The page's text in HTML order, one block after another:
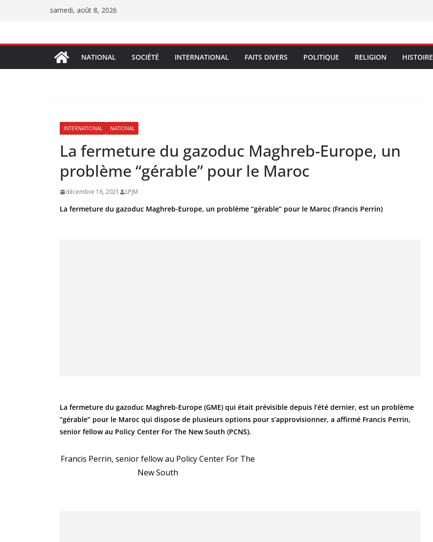
samedi, août 8, 2026
NATIONAL SOCIÉTÉ INTERNATIONAL FAITS DIVERS POLITIQUE RELIGION HISTOIRE
INTERNATIONAL NATIONAL
La fermeture du gazoduc Maghreb-Europe, un
problème “gérable” pour le Maroc
décembre 16, 2021 LPJM
La fermeture du gazoduc Maghreb-Europe, un problème “gérable” pour le Maroc (Francis Perrin)
La fermeture du gazoduc Maghreb-Europe (GME) qui était prévisible depuis l’été dernier, est un problème
“gérable” pour le Maroc qui dispose de plusieurs options pour s’approvisionner, a affirmé Francis Perrin,
senior fellow au Policy Center For The New South (PCNS).
Francis Perrin, senior fellow au Policy Center For The
New South